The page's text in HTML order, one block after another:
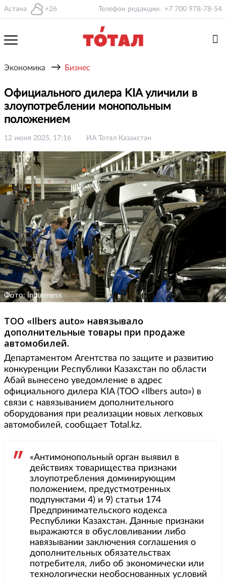
Астана +26 Телефон редакции: +7 700 978-78-54
Экономика → Бизнес
Официального дилера KIA уличили в
злоупотреблении монопольным
положением
12 июня 2025, 17:16 ИА Тотал Казахстан
Фото: inbusiness
ТОО «Ilbers аuto» навязывало
дополнительные товары при продаже
автомобилей.
Департаментом Агентства по защите и развитию
конкуренции Республики Казахстан по области
Абай вынесено уведомление в адрес
официального дилера KIA (ТОО «Ilbers аuto») в
связи с навязыванием дополнительного
оборудования при реализации новых легковых
автомобилей, сообщает Total.kz.
«Антимонопольный орган выявил в
действиях товарищества признаки
злоупотребления доминирующим
положением, предустмотренных
подпунктами 4) и 9) статьи 174
Предпринимательского кодекса
Республики Казахстан. Данные признаки
выражаются в обусловливании либо
навязывании заключения соглашения о
дополнительных обязательствах
потребителя, либо об экономически или
технологически необоснованных условий